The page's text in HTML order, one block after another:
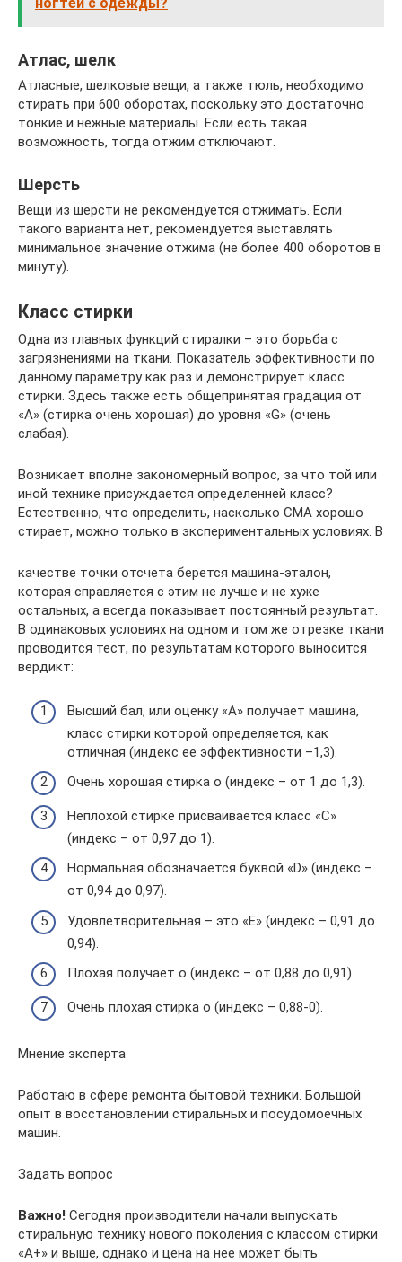
Атлас, шелк
Атласные, шелковые вещи, а также тюль, необходимо
стирать при 600 оборотах, поскольку это достаточно
тонкие и нежные материалы. Если есть такая
возможность, тогда отжим отключают.
Шерсть
Вещи из шерсти не рекомендуется отжимать. Если
такого варианта нет, рекомендуется выставлять
минимальное значение отжима (не более 400 оборотов в
минуту).
Класс стирки
Одна из главных функций стиралки – это борьба с
загрязнениями на ткани. Показатель эффективности по
данному параметру как раз и демонстрирует класс
стирки. Здесь также есть общепринятая градация от
«А» (стирка очень хорошая) до уровня «G» (очень
слабая).
Возникает вполне закономерный вопрос, за что той или
иной технике присуждается определенней класс?
Естественно, что определить, насколько СМА хорошо
стирает, можно только в экспериментальных условиях. В
качестве точки отсчета берется машина-эталон,
которая справляется с этим не лучше и не хуже
остальных, а всегда показывает постоянный результат.
В одинаковых условиях на одном и том же отрезке ткани
проводится тест, по результатам которого выносится
вердикт:
Высший бал, или оценку «А» получает машина,
класс стирки которой определяется, как
отличная (индекс ее эффективности –1,3).
Очень хорошая стирка о (индекс – от 1 до 1,3).
Неплохой стирке присваивается класс «C»
(индекс – от 0,97 до 1).
Нормальная обозначается буквой «D» (индекс –
от 0,94 до 0,97).
Удовлетворительная – это «E» (индекс – 0,91 до
0,94).
Плохая получает о (индекс – от 0,88 до 0,91).
Очень плохая стирка о (индекс – 0,88-0).
Мнение эксперта
Работаю в сфере ремонта бытовой техники. Большой
опыт в восстановлении стиральных и посудомоечных
машин.
Задать вопрос
Важно! Сегодня производители начали выпускать
стиральную технику нового поколения с классом стирки
«А+» и выше, однако и цена на нее может быть